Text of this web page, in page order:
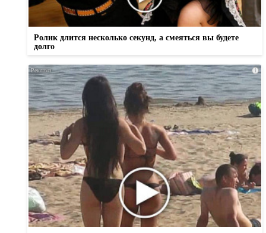
Ролик длится несколько секунд, а смеяться вы будете
долго
i